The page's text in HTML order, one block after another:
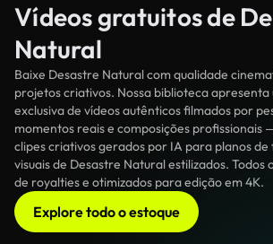
Vídeos gratuitos de
Natural
Baixe Desastre Natural com qualidade
projetos criativos. Nossa biblioteca apresenta
exclusiva de vídeos autênticos filmados por
momentos reais e composições profissionais
clipes criativos gerados por IA para planos de
visuais de Desastre Natural estilizados. Todos
de royalties e otimizados para edição em 4K.
Explore todo o estoque